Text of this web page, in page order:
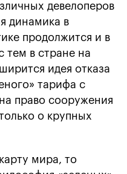
девелоперов
динамика в
продолжится и в
тем в стране на
идея отказа
тарифа с
право сооружения
о крупных
мира, то